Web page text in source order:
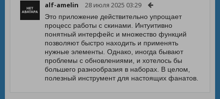
alf-amelin 28 июля 2025 03:29
Это приложение действительно упрощает
процесс работы с скинами. Интуитивно
понятный интерфейс и множество функций
позволяют быстро находить и применять
нужные элементы. Однако, иногда бывают
проблемы с обновлениями, и хотелось бы
большего разнообразия в наборах. В целом,
полезный инструмент для настоящих фанатов.